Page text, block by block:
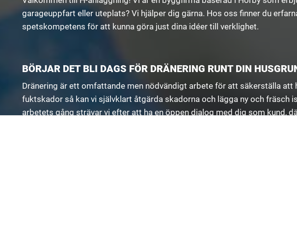
garageuppfart eller uteplats? Vi hjälper dig gärna. Hos oss finner du
spetskompetens för att kunna göra just dina idéer till verklighet.
BÖRJAR DET BLI DAGS FÖR DRÄNERING RUNT DIN
Dränering är ett omfattande men nödvändigt arbete för att säkerställa
fuktskador så kan vi självklart åtgärda skadorna och lägga ny och
arbetets gång strävar vi efter att ha en öppen dialog med dig som kund,